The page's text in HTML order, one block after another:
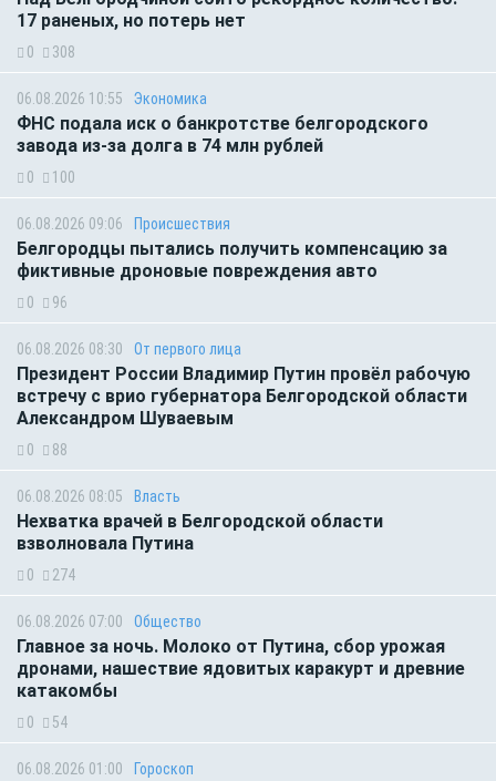
17 раненых, но потерь нет
0 308
06.08.2026 10:55 Экономика
ФНС подала иск о банкротстве белгородского
завода из-за долга в 74 млн рублей
0 100
06.08.2026 09:06 Происшествия
Белгородцы пытались получить компенсацию за
фиктивные дроновые повреждения авто
0 96
06.08.2026 08:30 От первого лица
Президент России Владимир Путин провёл рабочую
встречу с врио губернатора Белгородской области
Александром Шуваевым
0 88
06.08.2026 08:05 Власть
Нехватка врачей в Белгородской области
взволновала Путина
0 274
06.08.2026 07:00 Общество
Главное за ночь. Молоко от Путина, сбор урожая
дронами, нашествие ядовитых каракурт и древние
катакомбы
0 54
06.08.2026 01:00 Гороскоп